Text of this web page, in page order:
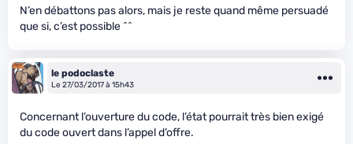
N’en débattons pas alors, mais je reste quand même persuadé
que si, c’est possible ^^
le podoclaste
Le 27/03/2017 à 15h43
Concernant l’ouverture du code, l’état pourrait très bien exigé
du code ouvert dans l’appel d’offre.